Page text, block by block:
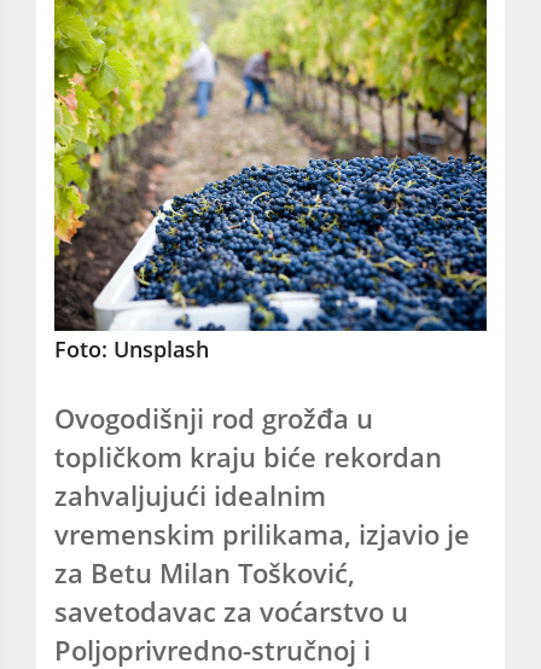
Foto: Unsplash
Ovogodišnji rod grožđa u
topličkom kraju biće rekordan
zahvaljujući idealnim
vremenskim prilikama, izjavio je
za Betu Milan Tošković,
savetodavac za voćarstvo u
Poljoprivredno-stručnoj i